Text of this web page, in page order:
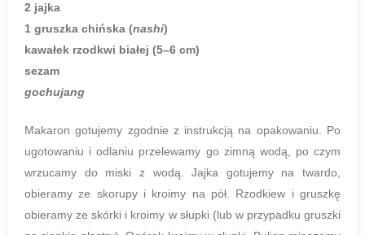
2 jajka
1 gruszka chińska (nashi)
kawałek rzodkwi białej (5–6 cm)
sezam
gochujang
Makaron gotujemy zgodnie z instrukcją na opakowaniu. Po
ugotowaniu i odlaniu przelewamy go zimną wodą, po czym
wrzucamy do miski z wodą. Jajka gotujemy na twardo,
obieramy ze skorupy i kroimy na pół. Rzodkiew i gruszkę
obieramy ze skórki i kroimy w słupki (lub w przypadku gruszki